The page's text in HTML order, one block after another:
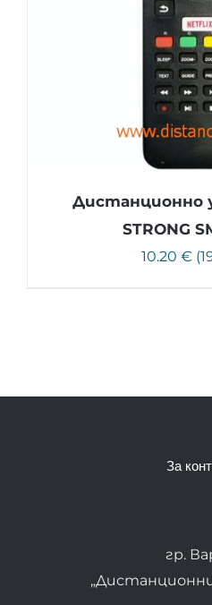
Дистанционно
STRONG
10.20 €
За
гр.